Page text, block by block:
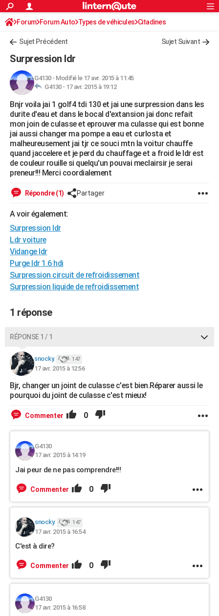
ACTUALITÉS
Politique
Société
Faits Divers
Education
Monde
Villes
+
FINANCE
Retraite
Impôts
Epargne
Immobilier
Risques naturels par ville
Banque
Assurance
Crédit
AUTO
Essais
Réserver un essai
Citadines
Berlines
SUV
Forum auto
+HIGH-TECH
Mobiles
Meilleur smartphone
Internet
Ordinateurs
Jeux vidéo
Guide high-tech
+BRICOLAGE
Forum
Aménagement intérieur
Extérieur
Cuisine
Salle de bains
Jardinage
Rangement
WEEK-END
Guides de France
Patrimoine
Expositions
Week-end nature
LIFESTYLE
Art de vivre
Bien-être
Loisirs
Mode
Modes de vie
SANTE
VOYAGE
Destinations
City break
Voyage nature
Voyage de noces
Forum
Climat
+PHOTO
GUIDES D'ACHAT
BONS PLANS
CARTE DE VOEUX
Carte de Noël
Carte Bonne année
Carte Saint-Valentin
Carte Pâques
Carte d'anniversaire
DICTIONNAIRE
S'inscrire
Se connecter
Lycées
Collèges
Primaires
Universités
Entreprises
Service militaire
Avis de recherche
AVIS DE DÉCÈS
FORUM
S'inscrire
Connexion
Forum Forum Auto Types de véhicules Citadines
Sujet Précédent Sujet Suivant
Surpression ldr
G4130- Modifié le 17 avr. 2015 à 11:45
G4130 - 17 avr. 2015 à 19:12
Bnjr voila jai 1 golf4 tdi 130 et jai une surpression dans les
durite d'eau et dans le bocal d'extansion jai donc refait
mon join de culasse et eprouver ma culasse qui est bonne
jai aussi changer ma pompe a eau et curlosta et
malheureusement jai tjr ce souci mtn la voitur chauffe
quand jaccelere et je perd du chauffage et a froid le ldr est
de couleur rouille si quelqu'un pouvai meclairsir je serai
preneur!!! Merci coordialement
Répondre (1) Partager
A voir également:
Surpression ldr
Ldr voiture
Vidange ldr
Purge ldr 1.6 hdi
Surpression circuit de refroidissement
Surpression liquide de refroidissement
1 réponse
RÉPONSE 1 / 1
snocky. 147
17 avr. 2015 à 12:56
Bjr, changer un joint de culasse c'est bien.Réparer aussi le
pourquoi du joint de culasse c'est mieux!
Commenter 0
G4130
17 avr. 2015 à 14:19
Jai peur de ne pas comprendre!!!
Commenter 0
snocky. 147
17 avr. 2015 à 16:54
C'est à dire?
Commenter 0
G4130
17 avr. 2015 à 16:58